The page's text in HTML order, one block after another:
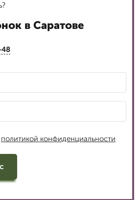
в Саратове
48
политикой конфиденциальности